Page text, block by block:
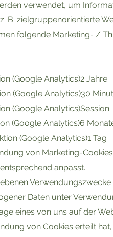
verwendet, um
B. zielgruppenorientierte
folgende Marketing- /
(Google Analytics)2 Jahre
(Google Analytics)30
(Google Analytics)Session
(Google Analytics)6
(Google Analytics)1 Tag
von Marketing-
entsprechend anpasst.
Daten unter
eines von uns auf der
von Cookies erteilt